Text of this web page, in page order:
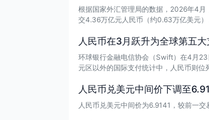
根据国家外汇管理局的数据，2026年4
交4.36万亿元人民币（约0.63万亿美元
亿元人民币（约14.59万亿美元）。
人民币在3月跃升为全球第五
环球银行金融电信协会（Swift）在4月
元区以外的国际支付统计中，人民币则位
人民币兑美元中间价下调至
人民币兑美元中间价为6.9141，较前一